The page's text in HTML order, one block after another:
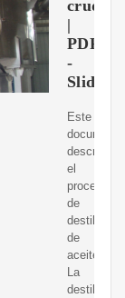
crudo
|
PDF
-
Este
documento
describe
el
proceso
de
destilación
de
La
destilación